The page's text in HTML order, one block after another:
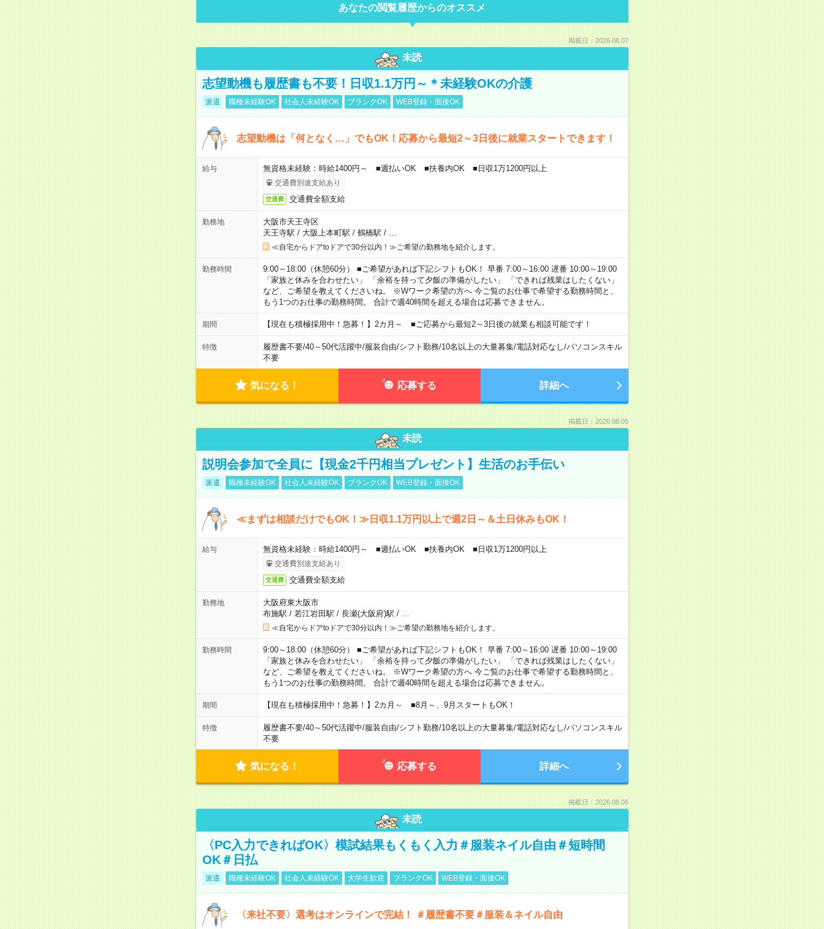
あなたの閲覧履歴からのオススメ
掲載日：2026.08.07
未読
志望動機も履歴書も不要！日収1.1万円～＊未経験OKの介護
派遣 職種未経験OK 社会人未経験OK ブランクOK WEB登録・面接OK
志望動機は「何となく…」でもOK！応募から最短2～3日後に就業スタートできます！
給与 無資格未経験：時給1400円～ ■週払いOK ■扶養内OK ■日収1万1200円以上
交通費別途支給あり
交通費 交通費全額支給
勤務地
大阪市天王寺区
天王寺駅 / 大阪上本町駅 / 鶴橋駅 /
≪自宅からドアtoドアで30分以内！≫ご希望の勤務地を紹介します。
勤務時間
9:00～18:00（休憩60分） ■ご希望があれば下記シフトもOK！ 早番 7:00～16:00 遅番 10:00～19:00
「家族と休みを合わせたい」 「余裕を持って夕飯の準備がしたい」 「できれば残業はしたくない」
など、ご希望を教えてくださいね。 ※Wワーク希望の方へ 今ご覧のお仕事で希望する勤務時間と、
もう1つのお仕事の勤務時間。 合計で週40時間を超える場合は応募できません。
期間 【現在も積極採用中！急募！】2カ月～ ■ご応募から最短2～3日後の就業も相談可能です！
特徴 履歴書不要/40～50代活躍中/服装自由/シフト勤務/10名以上の大量募集/電話対応なし/パソコンスキル
不要
気になる！ 応募する 詳細へ
掲載日：2026.08.05
未読
説明会参加で全員に【現金2千円相当プレゼント】生活のお手伝い
派遣 職種未経験OK 社会人未経験OK ブランクOK WEB登録・面接OK
≪まずは相談だけでもOK！≫日収1.1万円以上で週2日～＆土日休みもOK！
給与 無資格未経験：時給1400円～ ■週払いOK ■扶養内OK ■日収1万1200円以上
交通費別途支給あり
交通費 交通費全額支給
勤務地
大阪府東大阪市
布施駅 / 若江岩田駅 / 長瀬(大阪府)駅 /
≪自宅からドアtoドアで30分以内！≫ご希望の勤務地を紹介します。
勤務時間
9:00～18:00（休憩60分） ■ご希望があれば下記シフトもOK！ 早番 7:00～16:00 遅番 10:00～19:00
「家族と休みを合わせたい」 「余裕を持って夕飯の準備がしたい」 「できれば残業はしたくない」
など、ご希望を教えてくださいね。 ※Wワーク希望の方へ 今ご覧のお仕事で希望する勤務時間と、
もう1つのお仕事の勤務時間。 合計で週40時間を超える場合は応募できません。
期間 【現在も積極採用中！急募！】2カ月～ ■8月～、9月スタートもOK！
特徴 履歴書不要/40～50代活躍中/服装自由/シフト勤務/10名以上の大量募集/電話対応なし/パソコンスキル
不要
気になる！ 応募する 詳細へ
掲載日：2026.08.06
未読
〈PC入力できればOK〉模試結果もくもく入力＃服装ネイル自由＃短時間
OK＃日払
派遣 職種未経験OK 社会人未経験OK 大学生歓迎 ブランクOK WEB登録・面接OK
〈来社不要〉選考はオンラインで完結！ ＃履歴書不要＃服装＆ネイル自由